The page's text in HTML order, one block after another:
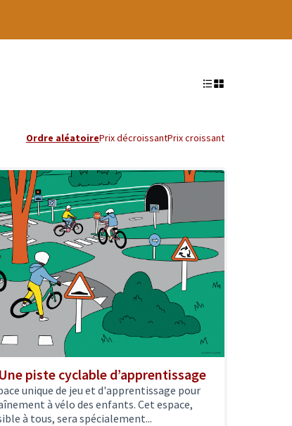
Ordre aléatoirePrix décroissantPrix croissant
piste cyclable d’apprentissage
unique de jeu et d'apprentissage pour
à vélo des enfants. Cet espace,
à tous, sera spécialement...